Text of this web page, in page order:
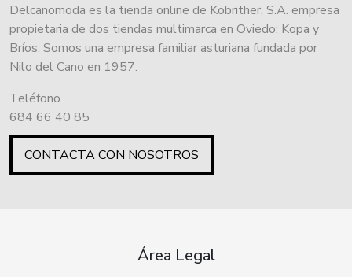
Delcanomoda es la tienda online de Kobrither, S.A. empresa
propietaria de dos tiendas multimarca en Oviedo: Kopa y
Bríos. Somos una empresa familiar asturiana fundada por
Nilo del Cano en 1957.
Teléfono
684 66 40 85
CONTACTA CON NOSOTROS
Área Legal